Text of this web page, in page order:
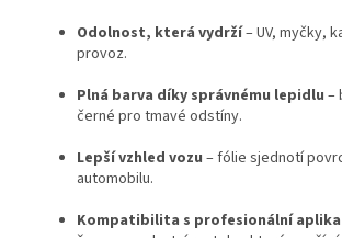
Odolnost, která vydrží– UV, myčky,
provoz.
Plná barva díky správnému lepidlu –
černé pro tmavé odstíny.
Lepší vzhled vozu – fólie sjednotí
automobilu.
Kompatibilita s profesionální